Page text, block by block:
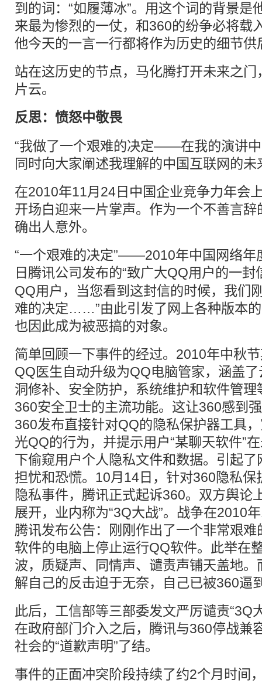
到的词：“如履薄冰”。用这个词的背景是
来最为惨烈的一仗，和360的纷争必将载
他今天的一言一行都将作为历史的细节供
站在这历史的节点，马化腾打开未来之
片云。
反思：愤怒中敬畏
“我做了一个艰难的决定——在我的演讲
同时向大家阐述我理解的中国互联网的未
在2010年11月24日中国企业竞争力年会
开场白迎来一片掌声。作为一个不善言
确出人意外。
“一个艰难的决定”——2010年中国网络年
日腾讯公司发布的“致广大QQ用户的一封
QQ用户，当您看到这封信的时候，我们
难的决定……”由此引发了网上各种版本
也因此成为被恶搞的对象。
简单回顾一下事件的经过。2010年中秋
QQ医生自动升级为QQ电脑管家，涵盖
洞修补、安全防护，系统维护和软件管
360安全卫士的主流功能。这让360感到
360发布直接针对QQ的隐私保护器工具
光QQ的行为，并提示用户“某聊天软件”
下偷窥用户个人隐私文件和数据。引起
担忧和恐慌。10月14日，针对360隐私保
隐私事件，腾讯正式起诉360。双方舆论
展开，业内称为“3Q大战”。战争在2010
腾讯发布公告：刚刚作出了一个非常艰
软件的电脑上停止运行QQ软件。此举在
波，质疑声、同情声、谴责声铺天盖地
解自己的反击迫于无奈，自己已被360逼
此后，工信部等三部委发文严厉谴责“3Q
在政府部门介入之后，腾讯与360停战兼
社会的“道歉声明”了结。
事件的正面冲突阶段持续了约2个月时间